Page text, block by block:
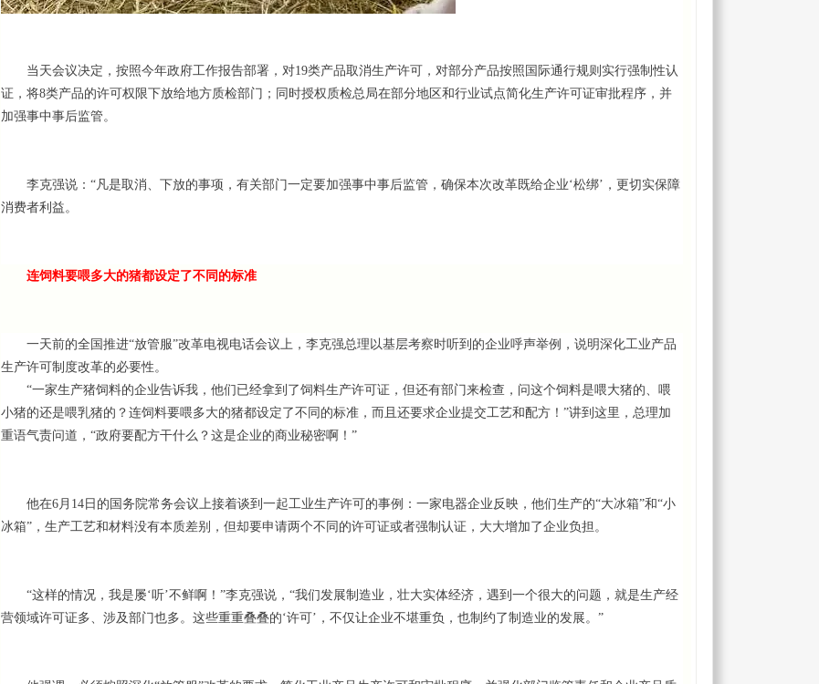
当天会议决定，按照今年政府工作报告部署，对19类产品取消生产许可，对部分产品按照国际通行规则实行强制性认
证，将8类产品的许可权限下放给地方质检部门；同时授权质检总局在部分地区和行业试点简化生产许可证审批程序，并
加强事中事后监管。
李克强说：“凡是取消、下放的事项，有关部门一定要加强事中事后监管，确保本次改革既给企业‘松绑’，更切实保障
消费者利益。
连饲料要喂多大的猪都设定了不同的标准
一天前的全国推进“放管服”改革电视电话会议上，李克强总理以基层考察时听到的企业呼声举例，说明深化工业产品
生产许可制度改革的必要性。
“一家生产猪饲料的企业告诉我，他们已经拿到了饲料生产许可证，但还有部门来检查，问这个饲料是喂大猪的、喂
小猪的还是喂乳猪的？连饲料要喂多大的猪都设定了不同的标准，而且还要求企业提交工艺和配方！”讲到这里，总理加
重语气责问道，“政府要配方干什么？这是企业的商业秘密啊！”
他在6月14日的国务院常务会议上接着谈到一起工业生产许可的事例：一家电器企业反映，他们生产的“大冰箱”和“小
冰箱”，生产工艺和材料没有本质差别，但却要申请两个不同的许可证或者强制认证，大大增加了企业负担。
“这样的情况，我是屡‘听’不鲜啊！”李克强说，“我们发展制造业，壮大实体经济，遇到一个很大的问题，就是生产经
营领域许可证多、涉及部门也多。这些重重叠叠的‘许可’，不仅让企业不堪重负，也制约了制造业的发展。”